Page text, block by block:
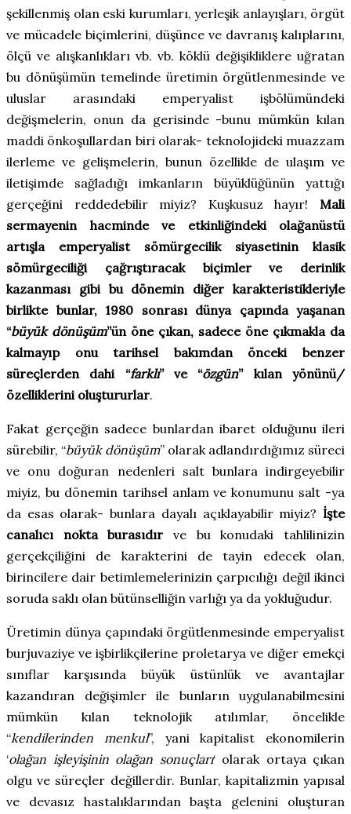
şekillenmiş olan eski kurumları, yerleşik anlayışları, örgüt
ve mücadele biçimlerini, düşünce ve davranış kalıplarını,
ölçü ve alışkanlıkları vb. vb. köklü değişikliklere uğratan
bu dönüşümün temelinde üretimin örgütlenmesinde ve
uluslar arasındaki emperyalist işbölümündeki
değişmelerin, onun da gerisinde -bunu mümkün kılan
maddi önkoşullardan biri olarak- teknolojideki muazzam
ilerleme ve gelişmelerin, bunun özellikle de ulaşım ve
iletişimde sağladığı imkanların büyüklüğünün yattığı
gerçeğini reddedebilir miyiz? Kuşkusuz hayır! Mali
sermayenin hacminde ve etkinliğindeki olağanüstü
artışla emperyalist sömürgecilik siyasetinin klasik
sömürgeciliği çağrıştıracak biçimler ve derinlik
kazanması gibi bu dönemin diğer karakteristikleriyle
birlikte bunlar, 1980 sonrası dünya çapında yaşanan
“büyük dönüşüm”ün öne çıkan, sadece öne çıkmakla da
kalmayıp onu tarihsel bakımdan önceki benzer
süreçlerden dahi “farklı” ve “özgün” kılan yönünü/
özelliklerini oluştururlar.
Fakat gerçeğin sadece bunlardan ibaret olduğunu ileri
sürebilir, “büyük dönüşüm” olarak adlandırdığımız süreci
ve onu doğuran nedenleri salt bunlara indirgeyebilir
miyiz, bu dönemin tarihsel anlam ve konumunu salt -ya
da esas olarak- bunlara dayalı açıklayabilir miyiz? İşte
canalıcı nokta burasıdır ve bu konudaki tahlilinizin
gerçekçiliğini de karakterini de tayin edecek olan,
birincilere dair betimlemelerinizin çarpıcılığı değil ikinci
soruda saklı olan bütünselliğin varlığı ya da yokluğudur.
Üretimin dünya çapındaki örgütlenmesinde emperyalist
burjuvaziye ve işbirlikçilerine proletarya ve diğer emekçi
sınıflar karşısında büyük üstünlük ve avantajlar
kazandıran değişimler ile bunların uygulanabilmesini
mümkün kılan teknolojik atılımlar, öncelikle
“kendilerinden menkul”, yani kapitalist ekonomilerin
‘olağan işleyişinin olağan sonuçları‘ olarak ortaya çıkan
olgu ve süreçler değillerdir. Bunlar, kapitalizmin yapısal
ve devasız hastalıklarından başta gelenini oluşturan